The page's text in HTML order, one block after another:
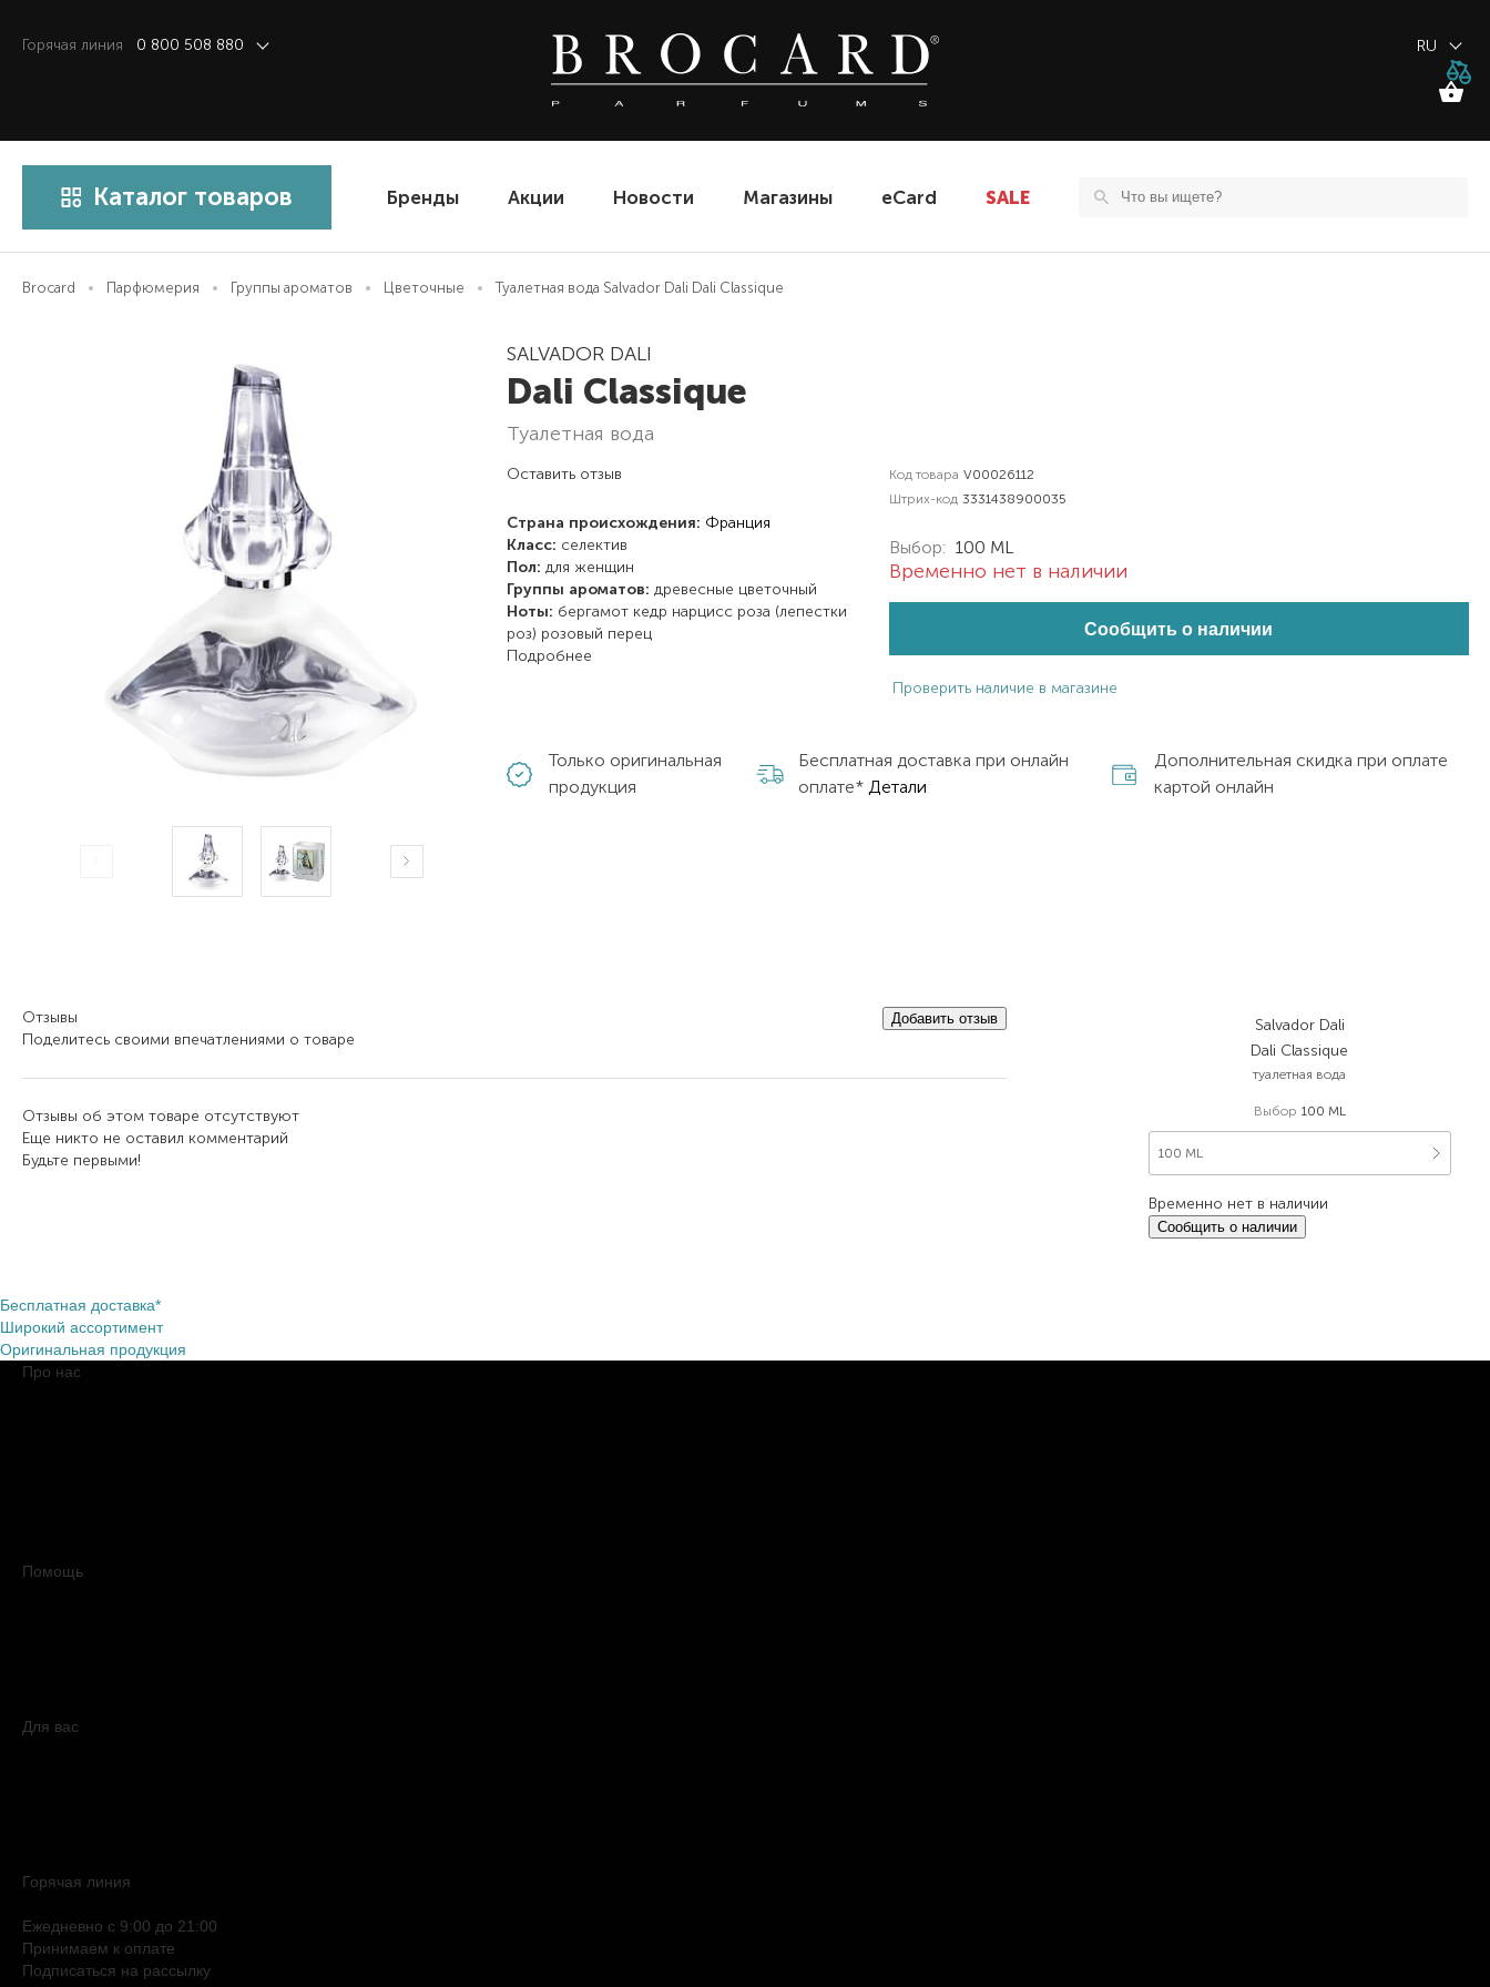
Горячая линия 0 800 508 880 RU
Каталог товаров Бренды Акции Новости Магазины eCard SALE
Brocard Парфюмерия Группы ароматов Цветочные Туалетная вода Salvador Dali Dali Classique
SALVADOR DALI
Dali Classique
туалетная вода
Оставить отзыв
Страна происхождения: Франция
Класс: селектив
Пол: для женщин
Группы ароматов: древесные цветочный
Ноты: бергамот кедр нарцисс роза (лепестки
роз) розовый перец
Подробнее
Код товара V00026112
Штрих-код 3331438900035
Выбор: 100 ML
Временно нет в наличии
Сообщить о наличии
Проверить наличие в магазине
Только оригинальная
продукция
Бесплатная доставка при онлайн
оплате* Детали
Дополнительная скидка при оплате
картой онлайн
Отзывы
Поделитесь своими впечатлениями о товаре
Добавить отзыв
Отзывы об этом товаре отсутствуют
Еще никто не оставил комментарий
Будьте первыми!
Salvador Dali
Dali Classique
туалетная вода
Выбор 100 ML
100 ML
Временно нет в наличии
Сообщить о наличии
Бесплатная доставка*
Широкий ассортимент
Оригинальная продукция
Про нас
Помощь
Для вас
Горячая линия
Ежедневно c 9:00 до 21:00
Принимаем к оплате
Подписаться на рассылку